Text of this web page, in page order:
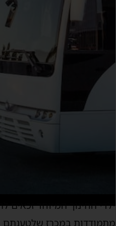
ילדי החינוך המיוחד
מתמודדות במכרז שלטענתם